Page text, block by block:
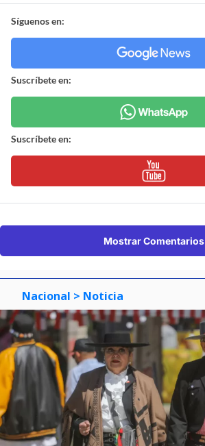
Síguenos en:
Suscríbete en:
Suscríbete en:
Mostrar Comentarios
Nacional > Noticia